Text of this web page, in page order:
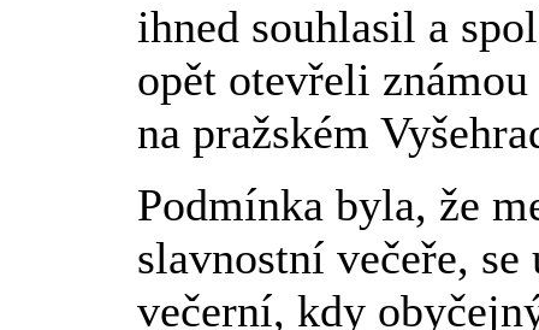
ihned souhlasil a
opět otevřeli
na pražském
Podmínka byla, že
slavnostní večeře,
večerní, kdy